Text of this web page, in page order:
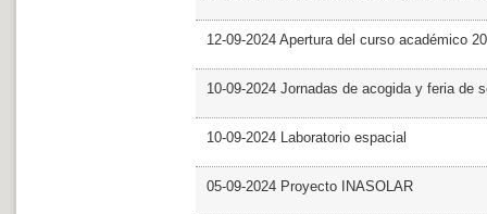
12-09-2024 Apertura del curso académico
10-09-2024 Jornadas de acogida y feria de
10-09-2024 Laboratorio espacial
05-09-2024 Proyecto INASOLAR